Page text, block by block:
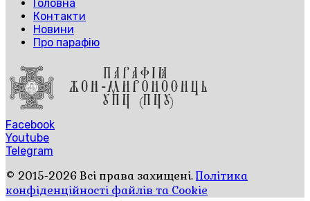
Головна
Контакти
Новини
Про парафію
Facebook
Youtube
Telegram
© 2015-2026 Всі права захищені.Політика
конфіденційності файлів та Cookie